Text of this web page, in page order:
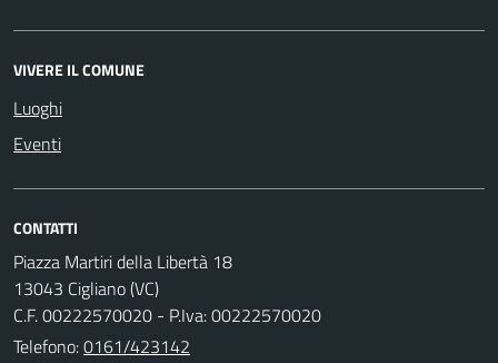
VIVERE IL COMUNE
Luoghi
Eventi
CONTATTI
Piazza Martiri della Libertà 18
13043 Cigliano (VC)
C.F. 00222570020 - P.Iva: 00222570020
Telefono:0161/423142